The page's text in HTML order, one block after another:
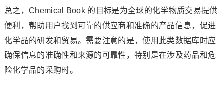
总之，Chemical Book 的目标是为全球的化学物质交易提供
便利，帮助用户找到可靠的供应商和准确的产品信息，促进
化学品的研发和贸易。需要注意的是，使用此类数据库时应
确保信息的准确性和来源的可靠性，特别是在涉及药品和危
险化学品的采购时。